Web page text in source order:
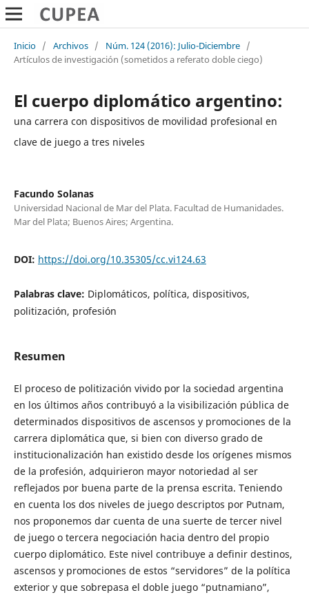
Inicio / Archivos / Núm. 124 (2016): Julio-Diciembre /
Artículos de investigación (sometidos a referato doble ciego)
El cuerpo diplomático argentino:
una carrera con dispositivos de movilidad profesional en
clave de juego a tres niveles
Facundo Solanas
Universidad Nacional de Mar del Plata. Facultad de Humanidades.
Mar del Plata; Buenos Aires; Argentina.
DOI: https://doi.org/10.35305/cc.vi124.63
Palabras clave: Diplomáticos, política, dispositivos,
politización, profesión
Resumen
El proceso de politización vivido por la sociedad argentina
en los últimos años contribuyó a la visibilización pública de
determinados dispositivos de ascensos y promociones de la
carrera diplomática que, si bien con diverso grado de
institucionalización han existido desde los orígenes mismos
de la profesión, adquirieron mayor notoriedad al ser
reflejados por buena parte de la prensa escrita. Teniendo
en cuenta los dos niveles de juego descriptos por Putnam,
nos proponemos dar cuenta de una suerte de tercer nivel
de juego o tercera negociación hacia dentro del propio
cuerpo diplomático. Este nivel contribuye a definir destinos,
ascensos y promociones de estos “servidores” de la política
exterior y que sobrepasa el doble juego “putnamiano”,